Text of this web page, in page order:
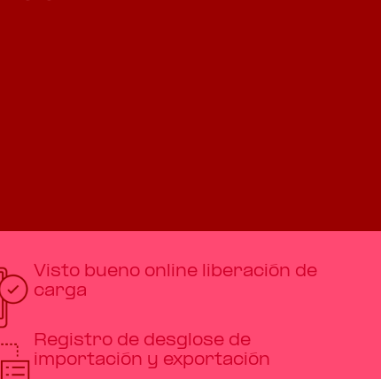
Visto bueno online liberación de
carga
Registro de desglose de
importación y exportación